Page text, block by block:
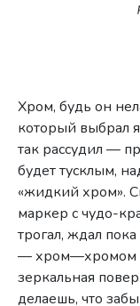
Хром, будь он
который выбрал
так рассудил —
будет тусклым,
«жидкий хром».
маркер с чудо-
трогал, ждал
— хром—хромом
зеркальная
делаешь, что